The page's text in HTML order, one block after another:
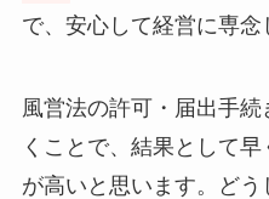
で、安心して経営に専念
風営法の許可・届出手
くことで、結果として
が高いと思います。ど